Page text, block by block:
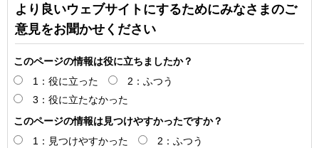
より良いウェブサイトにするためにみなさまのご
意見をお聞かせください
このページの情報は役に立ちましたか？
1：役に立った
2：ふつう
3：役に立たなかった
このページの情報は見つけやすかったですか？
1：見つけやすかった
2：ふつう